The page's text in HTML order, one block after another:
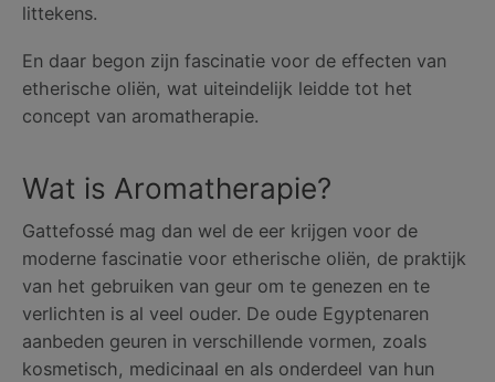
littekens.
En daar begon zijn fascinatie voor de effecten van
etherische oliën, wat uiteindelijk leidde tot het
concept van aromatherapie.
Wat is Aromatherapie?
Gattefossé mag dan wel de eer krijgen voor de
moderne fascinatie voor etherische oliën, de praktijk
van het gebruiken van geur om te genezen en te
verlichten is al veel ouder. De oude Egyptenaren
aanbeden geuren in verschillende vormen, zoals
kosmetisch, medicinaal en als onderdeel van hun